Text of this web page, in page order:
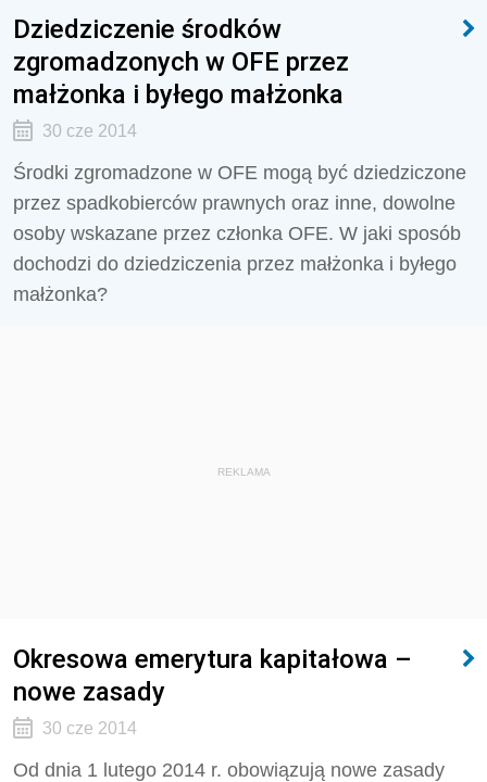
Dziedziczenie środków
zgromadzonych w OFE przez
małżonka i byłego małżonka
30 cze 2014
Środki zgromadzone w OFE mogą być dziedziczone
przez spadkobierców prawnych oraz inne, dowolne
osoby wskazane przez członka OFE. W jaki sposób
dochodzi do dziedziczenia przez małżonka i byłego
małżonka?
REKLAMA
Okresowa emerytura kapitałowa –
nowe zasady
30 cze 2014
Od dnia 1 lutego 2014 r. obowiązują nowe zasady